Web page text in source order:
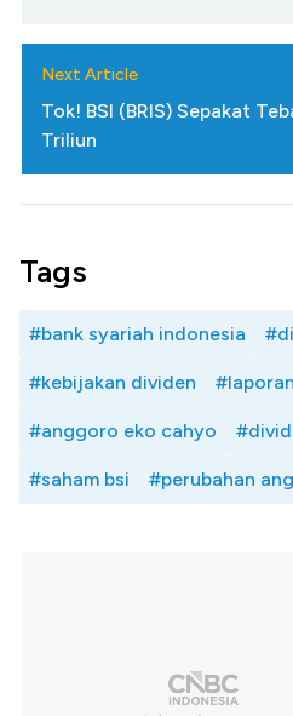
Next Article
Tok! BSI (BRIS) Sepakat
Triliun
Tags
#bank syariah indonesia
#kebijakan dividen
#anggoro eko cahyo
#saham bsi #perubahan